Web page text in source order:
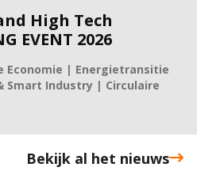
High Tech
EVENT 2026
Economie | Energietransitie
Smart Industry | Circulaire
Bekijk al het nieuws